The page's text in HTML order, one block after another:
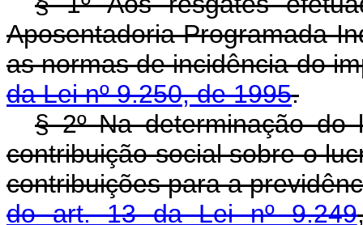
Aposentadoria Programada
as normas de incidência do
da Lei nº 9.250, de 1995.
§ 2º Na determinação
contribuição social sobre o
contribuições para a
do art. 13 da Lei nº 9.249